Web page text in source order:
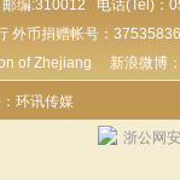
编:310012 电话(Tel)
外币捐赠帐号：
of Zhejiang 新浪微博
环讯传媒
浙公网